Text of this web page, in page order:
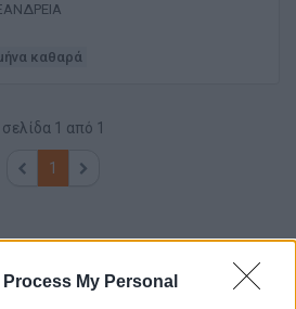
Process My Personal
καθαρά
σελίδα 1 από 1
1